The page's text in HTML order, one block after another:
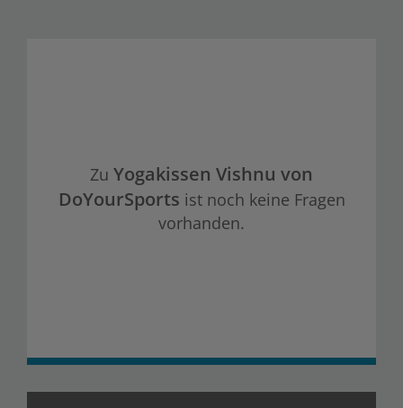
Zu Yogakissen Vishnu von
DoYourSports ist noch keine Fragen
vorhanden.